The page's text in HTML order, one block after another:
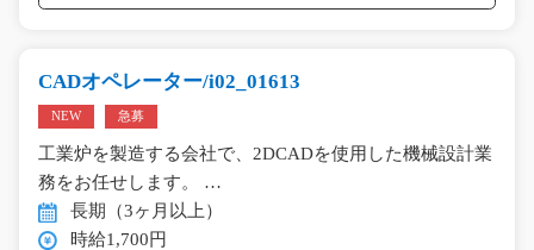
CADオペレーター/i02_01613
NEW 急募
工業炉を製造する会社で、2DCADを使用した機械設計業
務をお任せします。 …
長期（3ヶ月以上）
時給1,700円